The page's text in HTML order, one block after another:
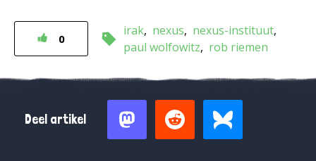
0
irak nexus
nexus-instituut
paul wolfowitz
rob riemen
Deel artikel